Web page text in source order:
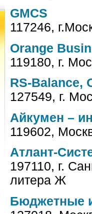
GMCS
117246,
Orange
119180, г.
RS-Balance,
127549, г.
Айкумен –
119602,
Атлант-
197110, г.
литера Ж
Бюджетные